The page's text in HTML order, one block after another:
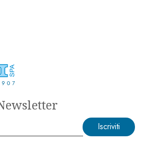
Iscriviti